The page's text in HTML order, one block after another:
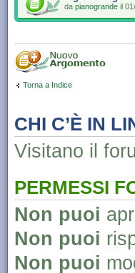
da pianogrande il
Torna a Indice
CHI C’È IN
Visitano il
PERMESSI
Non puoi
Non puoi
Non puoi